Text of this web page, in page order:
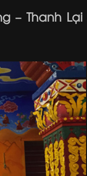
– Thanh Lại